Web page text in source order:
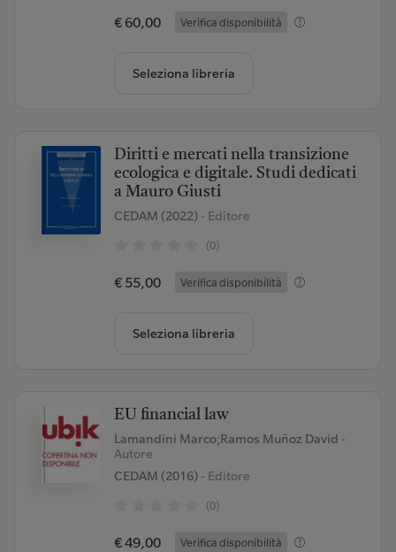
€ 60,00 Verifica disponibilità
Seleziona libreria
Diritti e mercati nella transizione
ecologica e digitale. Studi dedicati
a Mauro Giusti
CEDAM (2022)- Editore
(0)
€ 55,00 Verifica disponibilità
Seleziona libreria
EU financial law
Lamandini Marco;Ramos Muñoz David -
Autore
CEDAM (2016)- Editore
(0)
€ 49,00 Verifica disponibilità